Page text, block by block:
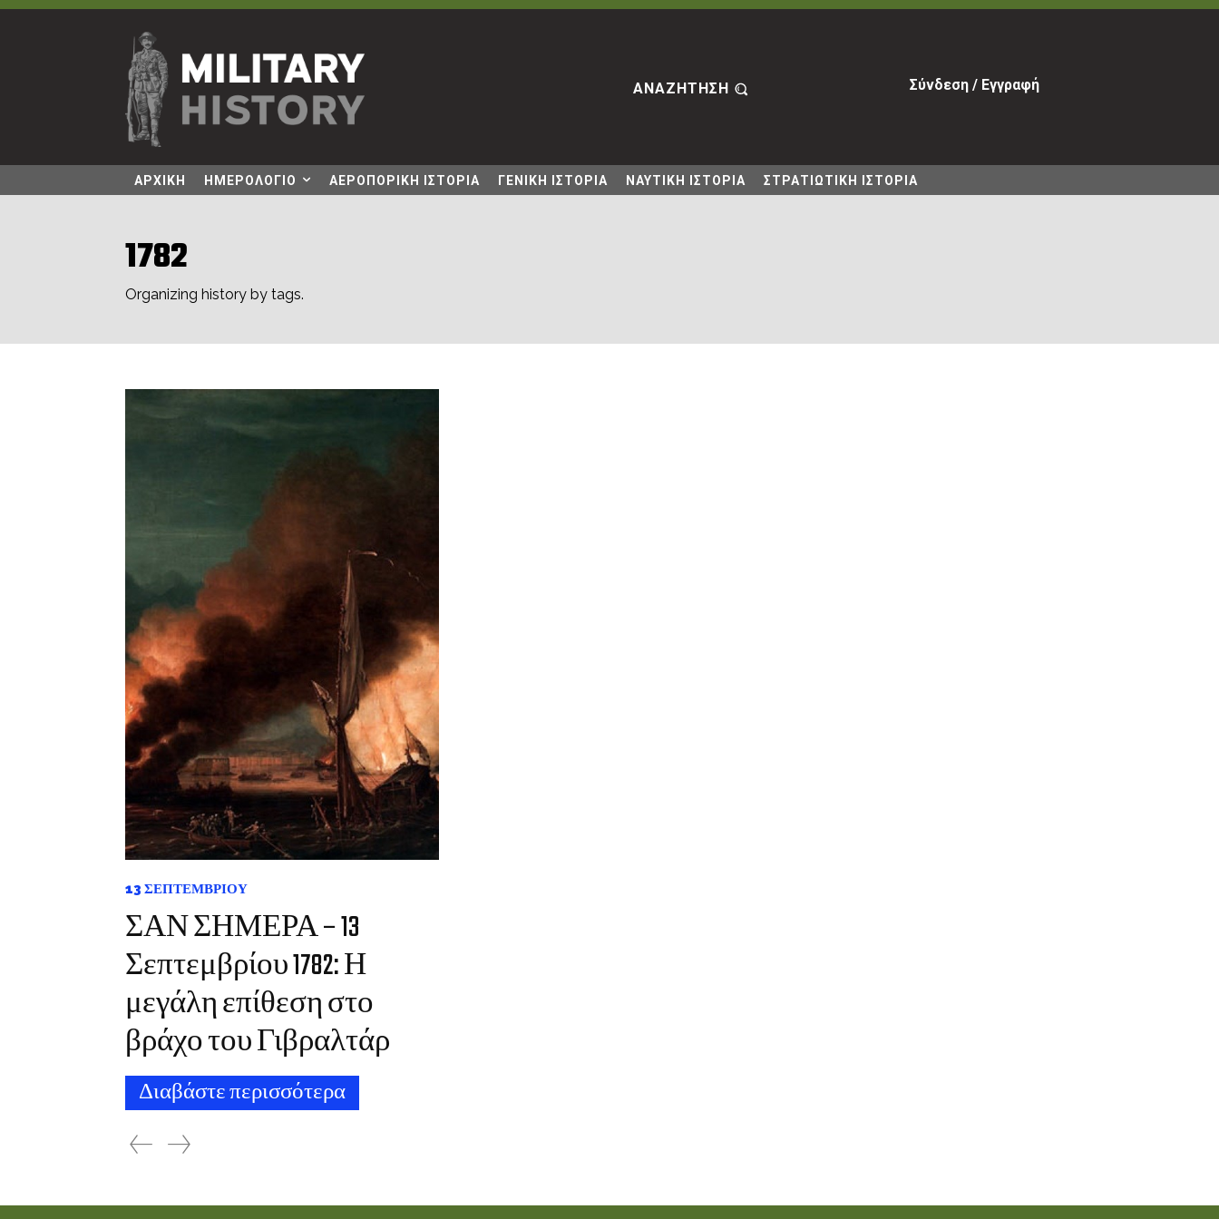
ΑΝΑΖΗΤΗΣΗ Σύνδεση / Εγγραφή
ΑΡΧΙΚΗ ΗΜΕΡΟΛΟΓΙΟ ΑΕΡΟΠΟΡΙΚΗ ΙΣΤΟΡΙΑ ΓΕΝΙΚΗ ΙΣΤΟΡΙΑ ΝΑΥΤΙΚΗ ΙΣΤΟΡΙΑ ΣΤΡΑΤΙΩΤΙΚΗ ΙΣΤΟΡΙΑ
1782
Organizing history by tags.
13 ΣΕΠΤΕΜΒΡΊΟΥ
ΣΑΝ ΣΗΜΕΡΑ – 13
Σεπτεμβρίου 1782: Η
μεγάλη επίθεση στο
βράχο του Γιβραλτάρ
Διαβάστε περισσότερα